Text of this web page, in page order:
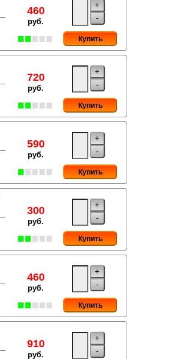
460
руб.
+
-
Купить
720
руб.
+
-
Купить
590
руб.
+
-
Купить
300
руб.
+
-
Купить
460
руб.
+
-
Купить
910
руб.
+
-